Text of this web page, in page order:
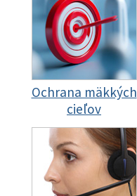
Ochrana mäkkých
cieľov